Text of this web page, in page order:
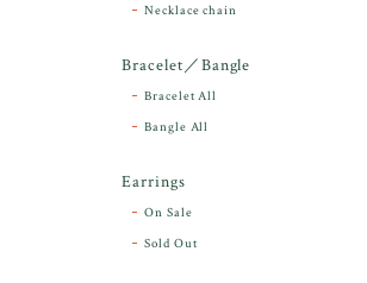
Necklace chain
Bracelet／Bangle
Bracelet All
Bangle All
Earrings
On Sale
Sold Out